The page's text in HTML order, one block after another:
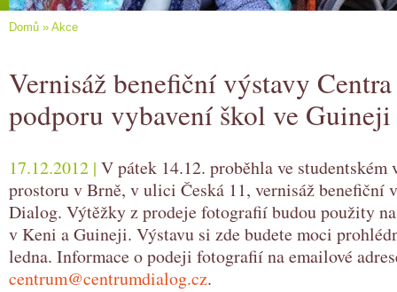
Domů » Akce
Vernisáž benefiční výstavy
podporu vybavení škol ve
17.12.2012 | V pátek 14.12. proběhla ve studentském
prostoru v Brně, v ulici Česká 11, vernisáž benefiční
Dialog. Výtěžky z prodeje fotografií budou použity
v Keni a Guineji. Výstavu si zde budete moci
ledna. Informace o podeji fotografií na emailové
centrum@centrumdialog.cz.